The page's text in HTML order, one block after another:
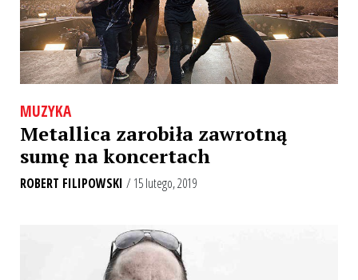
MUZYKA
Metallica zarobiła zawrotną
sumę na koncertach
ROBERT FILIPOWSKI / 15 lutego, 2019